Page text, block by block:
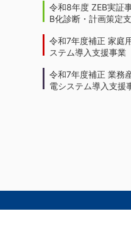
令和8年度 ZEB実証
B化診断・計画策定
令和7年度補正 家庭
ステム導入支援事業
令和7年度補正 業務
電システム導入支援